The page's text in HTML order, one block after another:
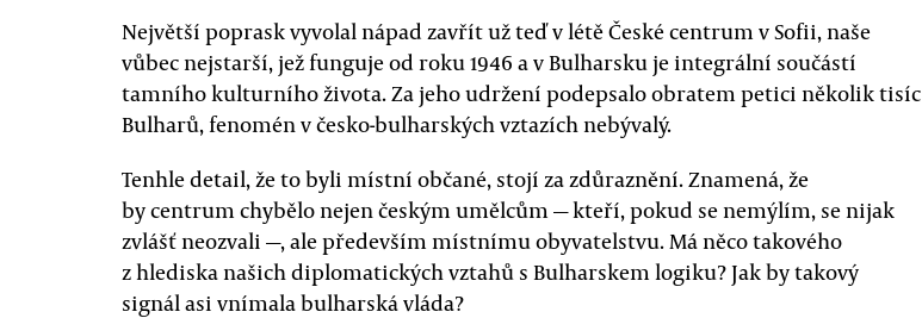
Největší poprask vyvolal nápad zavřít už teď v létě České centrum v Sofii, naše
vůbec nejstarší, jež funguje od roku 1946 a v Bulharsku je integrální součástí
tamního kulturního života. Za jeho udržení podepsalo obratem petici několik tisíc
Bulharů, fenomén v česko-bulharských vztazích nebývalý.
Tenhle detail, že to byli místní občané, stojí za zdůraznění. Znamená, že
by centrum chybělo nejen českým umělcům — kteří, pokud se nemýlím, se nijak
zvlášť neozvali —, ale především místnímu obyvatelstvu. Má něco takového
z hlediska našich diplomatických vztahů s Bulharskem logiku? Jak by takový
signál asi vnímala bulharská vláda?